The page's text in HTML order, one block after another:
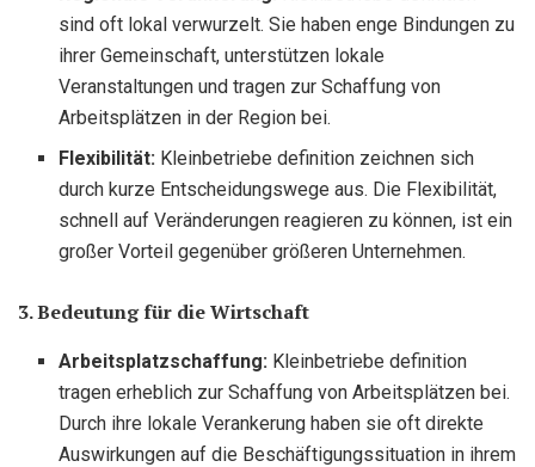
sind oft lokal verwurzelt. Sie haben enge Bindungen zu
ihrer Gemeinschaft, unterstützen lokale
Veranstaltungen und tragen zur Schaffung von
Arbeitsplätzen in der Region bei.
Flexibilität: Kleinbetriebe definition zeichnen sich
durch kurze Entscheidungswege aus. Die Flexibilität,
schnell auf Veränderungen reagieren zu können, ist ein
großer Vorteil gegenüber größeren Unternehmen.
3. Bedeutung für die Wirtschaft
Arbeitsplatzschaffung: Kleinbetriebe definition
tragen erheblich zur Schaffung von Arbeitsplätzen bei.
Durch ihre lokale Verankerung haben sie oft direkte
Auswirkungen auf die Beschäftigungssituation in ihrem